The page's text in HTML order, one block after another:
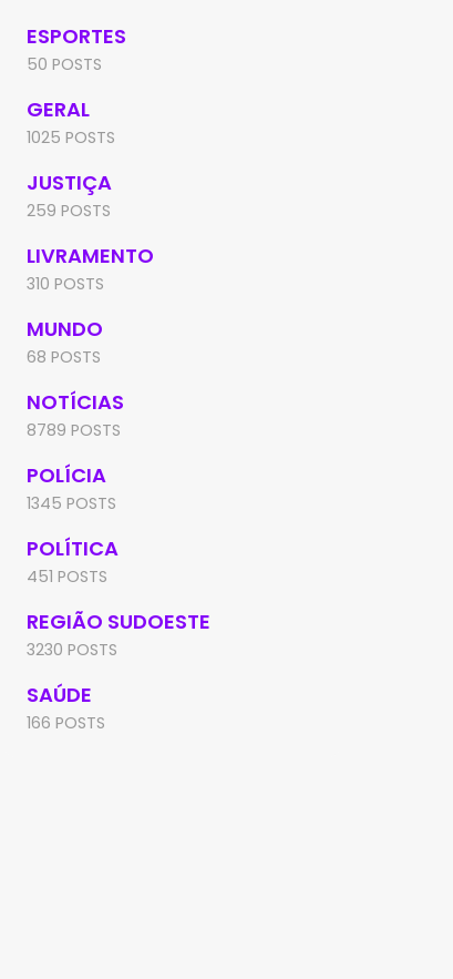
ESPORTES
50 POSTS
GERAL
1025 POSTS
JUSTIÇA
259 POSTS
LIVRAMENTO
310 POSTS
MUNDO
68 POSTS
NOTÍCIAS
8789 POSTS
POLÍCIA
1345 POSTS
POLÍTICA
451 POSTS
REGIÃO SUDOESTE
3230 POSTS
SAÚDE
166 POSTS